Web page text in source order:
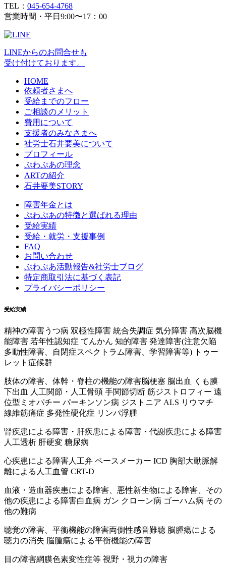
TEL： 045-654-4768
営業時間・平日9:00〜17：00
LINEからのお問合せも
受け付けております。
HOME
依頼者さまへ
受給までのフロー
ご相談のメリット
費用について
支援者のみなさまへ
社労士石井要美について
プロフィール
ぷわぷあの理念
ARTの紹介
石井要美STORY
障害年金とは
ぷわぷあの特徴と選ばれる理由
受給実績
受給・就労・支援事例
FAQ
お問い合わせ
ぷわぷあ活動報告&社労士ブログ
特定商取引法に基づく表記
プライバシーポリシー
受給実績
精神の障害うつ病 双極性障害 統合失調症 気分障害 高次脳機
能障害 若年性認知症 てんかん 知的障害 発達障害(注意欠陥
多動性障害、自閉症スペクトラム障害、学習障害等) トゥー
レット症候群
肢体の障害、体幹・脊柱の機能の障害脳梗塞 脳出血 くも膜
下出血 人工関節・人工骨頭 手関節切断 筋ジストロフィー 遠
位型ミオパチー パーキンソン病 ジストニア ALS リウマチ
線維筋痛症 多発性硬化症 リンパ浮腫
腎疾患による障害・肝疾患による障害・代謝疾患による障害
人工透析 肝硬変 糖尿病
心疾患による障害人工弁 ペースメーカー ICD 胸部大動脈解
離による人工血管 CRT-D
血液・造血器疾患による障害、悪性新生物による障害、その
他の疾患による障害白血病 ガン クローン病 ゴーハム病 その
他の難病
聴覚の障害、平衡機能の障害両側性感音難聴 脳腫瘍による
聴力の消失 脳腫瘍による平衡機能の障害
目の障害網膜色素変性症等 視野・視力の障害